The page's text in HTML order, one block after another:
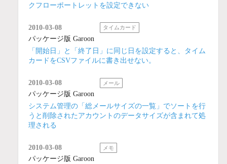
クフローポートレットを設定できない
2010-03-08 タイムカード
パッケージ版 Garoon
「開始日」と「終了日」に同じ日を設定すると、タイム
カードをCSVファイルに書き出せない。
2010-03-08 メール
パッケージ版 Garoon
システム管理の「総メールサイズの一覧」でソートを行
うと削除されたアカウントのデータサイズが含まれて処
理される
2010-03-08 メモ
パッケージ版 Garoon